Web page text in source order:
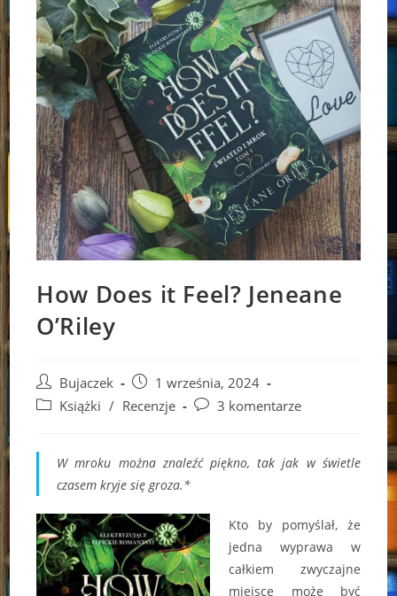
How Does it Feel? Jeneane
O’Riley
Post
author:
Bujaczek
Post
published:
1 września, 2024
PostKsiążki / Recenzje
Post3 komentarze
W mroku można znaleźć piękno, tak jak w świetle
czasem kryje się groza.*
Kto by pomyślał, że
jedna wyprawa w
całkiem zwyczajne
miejsce może być